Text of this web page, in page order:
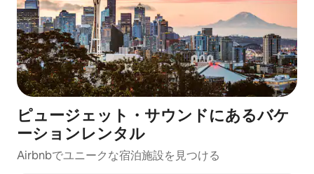
ピュージェット・サウンドにあるバケ
ーションレンタル
Airbnbでユニークな宿泊施設を見つける